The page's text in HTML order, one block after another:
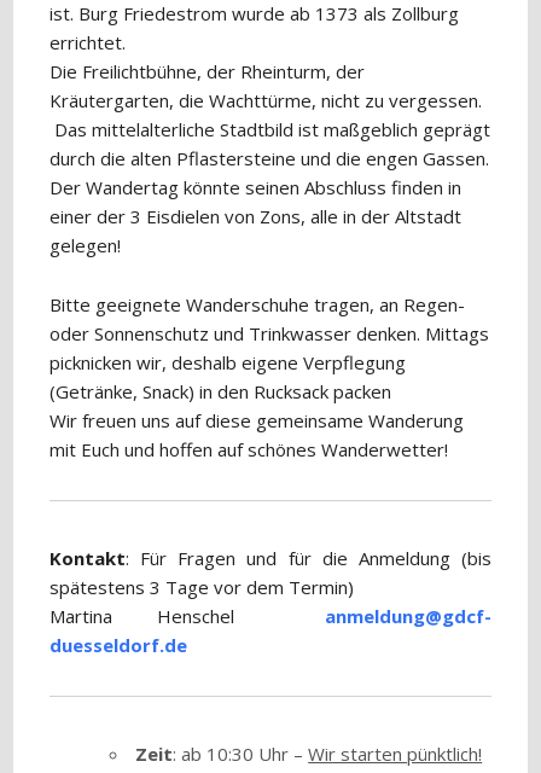
ist. Burg Friedestrom wurde ab 1373 als Zollburg
errichtet.
Die Freilichtbühne, der Rheinturm, der
Kräutergarten, die Wachttürme, nicht zu vergessen.
Das mittelalterliche Stadtbild ist maßgeblich geprägt
durch die alten Pflastersteine und die engen Gassen.
Der Wandertag könnte seinen Abschluss finden in
einer der 3 Eisdielen von Zons, alle in der Altstadt
gelegen!
Bitte geeignete Wanderschuhe tragen, an Regen-
oder Sonnenschutz und Trinkwasser denken. Mittags
picknicken wir, deshalb eigene Verpflegung
(Getränke, Snack) in den Rucksack packen
Wir freuen uns auf diese gemeinsame Wanderung
mit Euch und hoffen auf schönes Wanderwetter!
Kontakt: Für Fragen und für die Anmeldung (bis
spätestens 3 Tage vor dem Termin)
Martina Henschel anmeldung@gdcf-
duesseldorf.de
Zeit: ab 10:30 Uhr –Wir starten pünktlich!